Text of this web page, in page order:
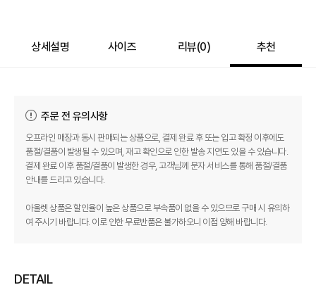
상세설명 사이즈 리뷰(0) 추천
주문 전 유의사항
오프라인 매장과 동시 판매되는 상품으로, 결제 완료 후 또는 입고 확정 이후에도
품절/결품이 발생될 수 있으며, 재고 확인으로 인한 발송 지연도 있을 수 있습니다.
결제 완료 이후 품절/결품이 발생한 경우, 고객님께 문자 서비스를 통해 품절/결품
안내를 드리고 있습니다.
아울렛 상품은 할인율이 높은 상품으로 부속품이 없을 수 있으므로 구매 시 유의하
여 주시기 바랍니다. 이로 인한 무료반품은 불가하오니 이점 양해 바랍니다.
DETAIL